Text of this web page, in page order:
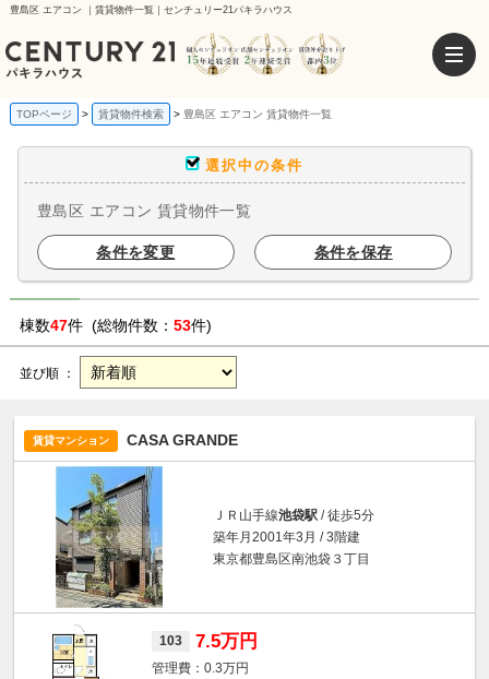
豊島区 エアコン ｜賃貸物件一覧｜センチュリー21パキラハウス
TOPページ 賃貸物件検索 豊島区 エアコン 賃貸物件一覧
選択中の条件
豊島区 エアコン 賃貸物件一覧
条件を変更 条件を保存
棟数47件 (総物件数： 53件)
並び順 ：
賃貸マンション CASA GRANDE
ＪＲ山手線池袋駅 / 徒歩5分
築年月2001年3月 / 3階建
東京都豊島区南池袋３丁目
103 7.5万円
0.3万円